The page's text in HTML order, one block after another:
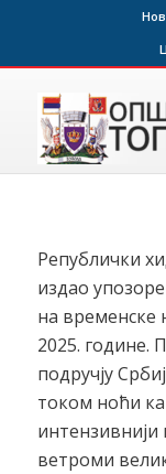
Републички
издао
на временске
2025. године.
подручју
током ноћи
интензивнији
ветроми